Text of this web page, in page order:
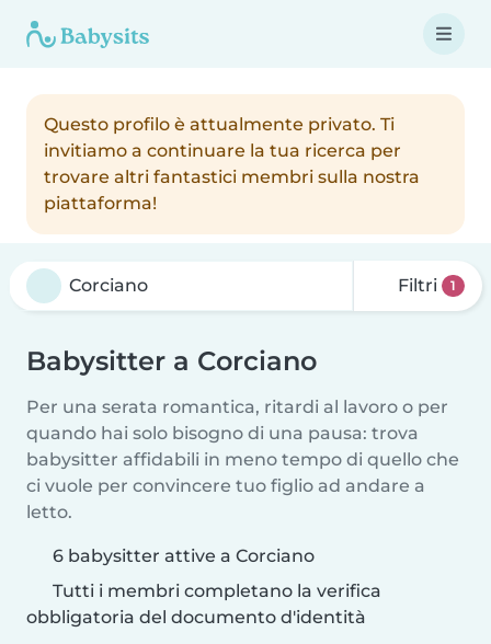
Questo profilo è attualmente privato. Ti
invitiamo a continuare la tua ricerca per
trovare altri fantastici membri sulla nostra
piattaforma!
Filtri 1
Babysitter a Corciano
Per una serata romantica, ritardi al lavoro o per
quando hai solo bisogno di una pausa: trova
babysitter affidabili in meno tempo di quello che
ci vuole per convincere tuo figlio ad andare a
letto.
6 babysitter attive a Corciano
Tutti i membri completano la verifica
obbligatoria del documento d'identità